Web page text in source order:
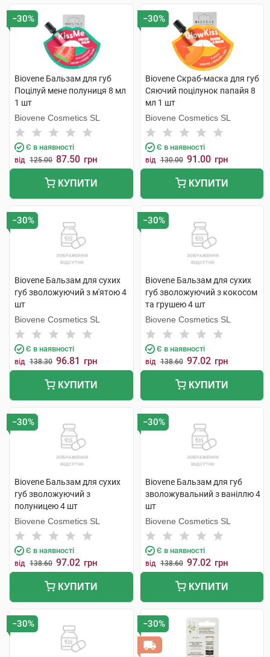
−30%
Biovene Бальзам для губ
Поцілуй мене полуниця 8 мл
1 шт
Biovene Cosmetics SL
Є в наявності
від 125.00 87.50 грн
КУПИТИ
−30%
Biovene Скраб-маска для губ
Сяючий поцілунок папайя 8
мл 1 шт
Biovene Cosmetics SL
Є в наявності
від 130.00 91.00 грн
КУПИТИ
−30%
Biovene Бальзам для сухих
губ зволожуючий з м'ятою 4
шт
Biovene Cosmetics SL
Є в наявності
від 138.30 96.81 грн
КУПИТИ
−30%
Biovene Бальзам для сухих
губ зволожуючий з кокосом
та грушею 4 шт
Biovene Cosmetics SL
Є в наявності
від 138.60 97.02 грн
КУПИТИ
−30%
Biovene Бальзам для сухих
губ зволожуючий з
полуницею 4 шт
Biovene Cosmetics SL
Є в наявності
від 138.60 97.02 грн
КУПИТИ
−30%
Biovene Бальзам для губ
зволожувальний з ваніллю 4
шт
Biovene Cosmetics SL
Є в наявності
від 138.60 97.02 грн
КУПИТИ
−30% −30%